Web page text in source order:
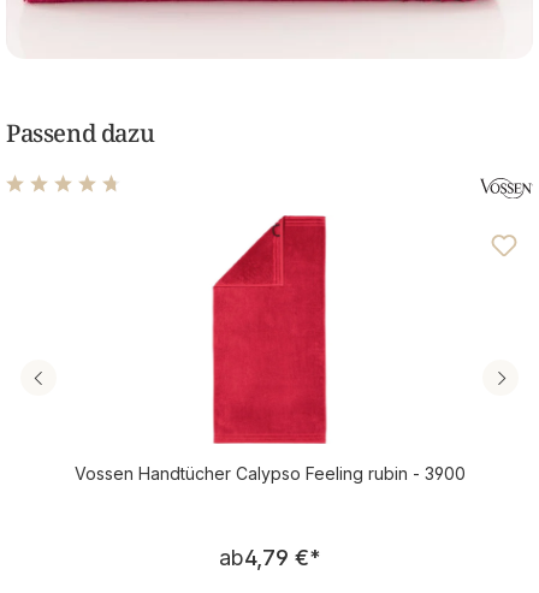
Passend dazu
Durchschnittliche Bewertung von 4.67 von 5 Sternen
Vossen Handtücher Calypso Feeling rubin - 3900
Regulärer Preis:
ab4,79 €*